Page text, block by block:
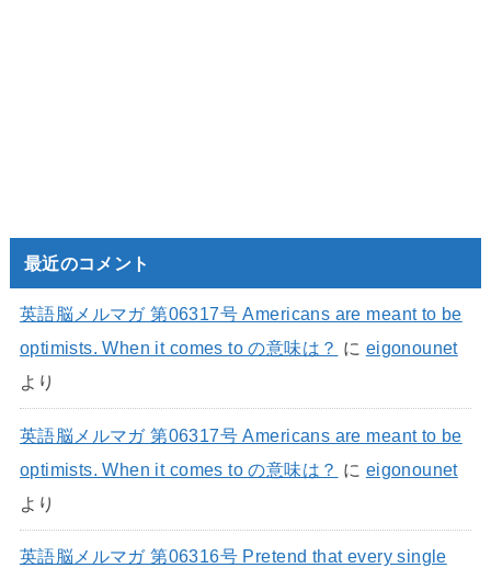
最近のコメント
英語脳メルマガ 第06317号 Americans are meant to be
optimists. When it comes to の意味は？ に eigonounet
より
英語脳メルマガ 第06317号 Americans are meant to be
optimists. When it comes to の意味は？ に eigonounet
より
英語脳メルマガ 第06316号 Pretend that every single